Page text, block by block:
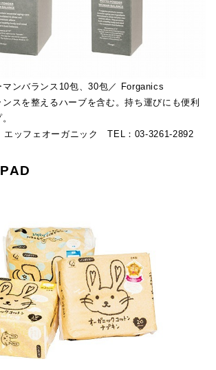
マンバランス10包、30包／ Forganics
スを整えるハーブを含む。持ち運びにも便利
ッフェオーガニック TEL：03-3261-2892